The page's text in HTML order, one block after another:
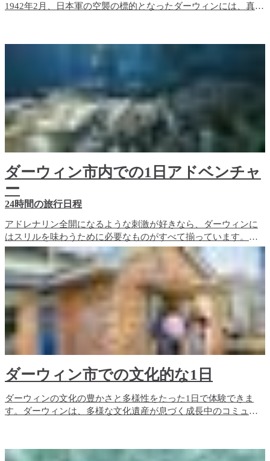
1942年2月、日本軍の空襲の標的となったダーウィンには、真珠
ダーウィン市内での1日アドベンチャ
ー
24時間の旅行日程
アドレナリン全開になるような刺激が好きなら、ダーウィンに
はスリルを味わうために必要なものがすべて揃っています。こ
こでは、この都市での1日の過ごし方をご紹介します。
ダーウィン市での文化的な1日
ダーウィンの文化の豊かさと多様性をたった1日で体験できま
す。ダーウィンは、多様な文化遺産が息づく成長中のコミュニ
ちが暮らしています。